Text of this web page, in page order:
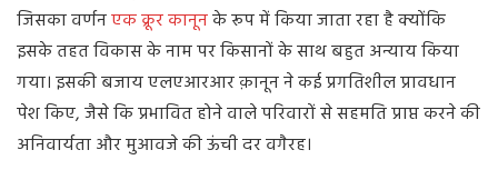
जिसका वर्णनएक क्रूर कानूनके रूप में किया जाता रहा है क्योंकि
इसके तहत विकास के नाम पर किसानों के साथ बहुत अन्याय किया
गया। इसकी बजाय एलएआरआर क़ानून ने कई प्रगतिशील प्रावधान
पेश किए, जैसे कि प्रभावित होने वाले परिवारों से सहमति प्राप्त करने की
अनिवार्यता और मुआवजे की ऊंची दर वगैरह।